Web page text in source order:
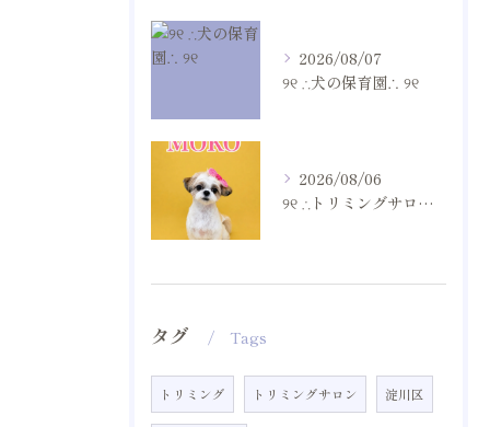
2026/08/07
୨୧ ∴犬の保育園∴ ୨୧
2026/08/06
୨୧ ∴トリミングサロン∴ ୨୧
タグ Tags
トリミング トリミングサロン 淀川区